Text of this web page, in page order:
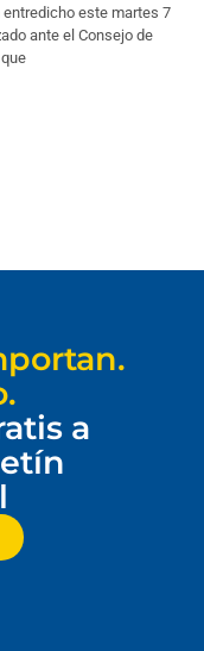
este martes 7
ante el Consejo de
a